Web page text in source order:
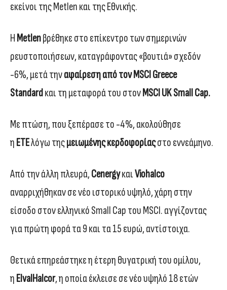
εκείνοι της Metlen και της Εθνικής.
Η Metlenβρέθηκε στο επίκεντρο των σημερινών
ρευστοποιήσεων, καταγράφοντας «βουτιά» σχεδόν
-6%, μετά τηναφαίρεση από τον MSCI Greece
Standardκαι τη μεταφορά του στονMSCI UK Small Cap.
Με πτώση, που ξεπέρασε το -4%, ακολούθησε
η ΕΤΕλόγω τηςμειωμένης κερδοφορίαςστο εννεάμηνο.
Από την άλλη πλευρά, CenergyκαιViohalco
αναρριχήθηκαν σε νέο ιστορικό υψηλό, χάρη στην
είσοδο στον ελληνικό Small Cap του MSCI. αγγίζοντας
για πρώτη φορά τα 9 και τα 15 ευρώ, αντίστοιχα.
Θετικά επηρεάστηκε η έτερη θυγατρική του ομίλου,
η ElvalHalcor, η οποία έκλεισε σε νέο υψηλό 18 ετών